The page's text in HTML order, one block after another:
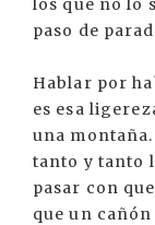
los que no lo
paso de
Hablar por
es esa
una montaña.
tanto y tanto
pasar con
que un